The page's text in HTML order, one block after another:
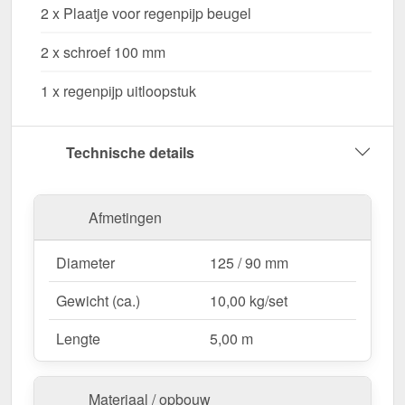
Waarom Stalen dakgoot voordeelpakket 5,00 m?
Hoogwaardig Staal
Efficiënte waterafvoer
125 / 90 mm diameter.
Eenvoudige montage
– Perfecte pasvorm voor
UV- en corrosiebestendig– Weerbestendig
dankzij 50 µm Polyurethan.
Complete set voor veilige installatie– Alle
belangrijke onderdelen inbegrepen.
Garantie– 15 jaar voor langdurige kwaliteit &
veiligheid.
Ideaal voor de volgende toepassingen:
2 x Plaatje voor regenpijp beugel
2 x schroef 100 mm
1 x regenpijp uitloopstuk
Technische details
Afmetingen
Diameter
125 / 90 mm
Gewicht (ca.)
10,00 kg/set
Lengte
5,00 m
Materiaal / opbouw